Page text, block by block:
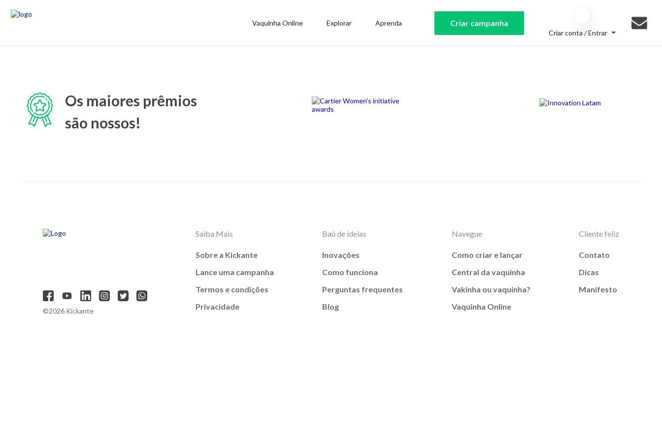
Vaquinha Online Explorar Aprenda Criar campanha
Criar conta / Entrar
Os maiores prêmios
são nossos!
©2026 Kickante
Saiba Mais
Sobre a Kickante
Lance uma campanha
Termos e condições
Privacidade
Baú de ideias
Inovações
Como funciona
Perguntas frequentes
Blog
Navegue
Como criar e lançar
Central da vaquinha
Vakinha ou vaquinha?
Vaquinha Online
Cliente feliz
Contato
Dicas
Manifesto